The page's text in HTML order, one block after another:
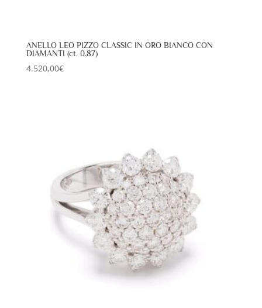
ANELLO LEO PIZZO CLASSIC IN ORO BIANCO CON
DIAMANTI (ct. 0,87)
4.520,00€